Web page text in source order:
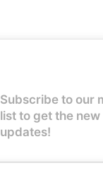
Subscribe to our
list to get the new
updates!